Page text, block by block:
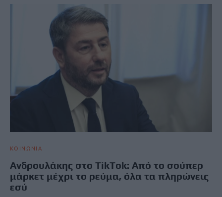
ΚΟΙΝΩΝΙΑ
Ανδρουλάκης στο TikTok: Από το σούπερ
μάρκετ μέχρι το ρεύμα, όλα τα πληρώνεις
εσύ